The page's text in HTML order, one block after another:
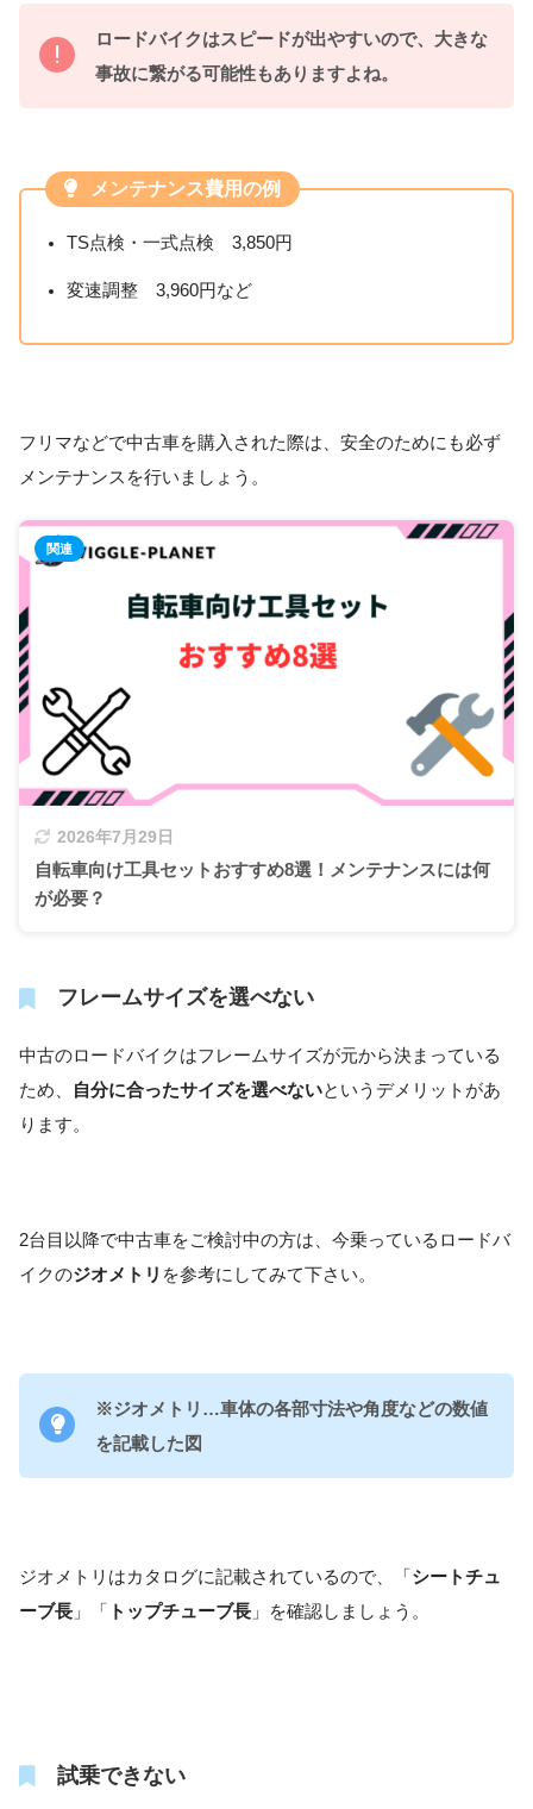
ロードバイクはスピードが出やすいので、大きな
事故に繋がる可能性もありますよね。
メンテナンス費用の例
TS点検・一式点検 3,850円
変速調整 3,960円など
フリマなどで中古車を購入された際は、安全のためにも必ず
メンテナンスを行いましょう。
2026年7月29日
自転車向け工具セットおすすめ8選！メンテナンスには何
が必要？
フレームサイズを選べない
中古のロードバイクはフレームサイズが元から決まっている
ため、
自分に合ったサイズを選べないというデメリットがあ
ります。
2台目以降で中古車をご検討中の方は、今乗っているロードバ
イクのジオメトリ を参考にしてみて下さい。
※ジオメトリ…車体の各部寸法や角度などの数値
を記載した図
ジオメトリはカタログに記載されているので、「シートチュ
ーブ長 」「 トップチューブ長 」を確認しましょう。
試乗できない